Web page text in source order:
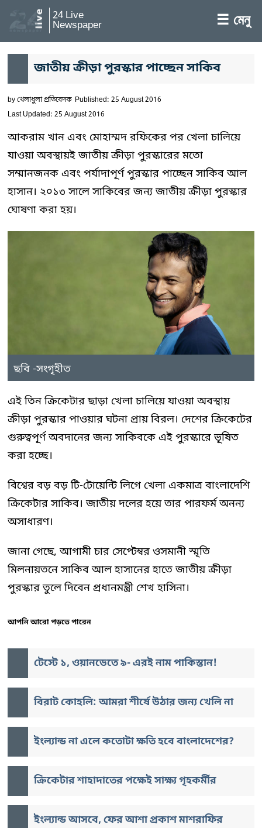
24 Live
Newspaper ☰ মেনু
জাতীয় ক্রীড়া পুরস্কার পাচ্ছেন সাকিব
byখেলাধুলা প্রতিবেদক Published: 25 August 2016
Last Updated: 25 August 2016
আকরাম খান এবং মোহাম্মদ রফিকের পর খেলা চালিয়ে
যাওয়া অবস্থায়ই জাতীয় ক্রীড়া পুরস্কারের মতো
সম্মানজনক এবং পর্যাদাপূর্ণ পুরস্কার পাচ্ছেন সাকিব আল
হাসান। ২০১৩ সালে সাকিবের জন্য জাতীয় ক্রীড়া পুরস্কার
ঘোষণা করা হয়।
ছবি -সংগৃহীত
এই তিন ক্রিকেটার ছাড়া খেলা চালিয়ে যাওয়া অবস্থায়
ক্রীড়া পুরস্কার পাওয়ার ঘটনা প্রায় বিরল। দেশের ক্রিকেটের
গুরুত্বপূর্ণ অবদানের জন্য সাকিবকে এই পুরস্কারে ভূষিত
করা হচ্ছে।
বিশ্বের বড় বড় টি-টোয়েন্টি লিগে খেলা একমাত্র বাংলাদেশি
ক্রিকেটার সাকিব। জাতীয় দলের হয়ে তার পারফর্ম অনন্য
অসাধারণ।
জানা গেছে, আগামী চার সেপ্টেম্বর ওসমানী স্মৃতি
মিলনায়তনে সাকিব আল হাসানের হাতে জাতীয় ক্রীড়া
পুরস্কার তুলে দিবেন প্রধানমন্ত্রী শেখ হাসিনা।
আপনি আরো পড়তে পারেন
টেস্টে ১, ওয়ানডেতে ৯- এরই নাম পাকিস্তান!
বিরাট কোহলি: আমরা শীর্ষে উঠার জন্য খেলি না
ইংল্যান্ড না এলে কতোটা ক্ষতি হবে বাংলাদেশের?
ক্রিকেটার শাহাদাতের পক্ষেই সাক্ষ্য গৃহকর্মীর
ইংল্যান্ড আসবে, ফের আশা প্রকাশ মাশরাফির